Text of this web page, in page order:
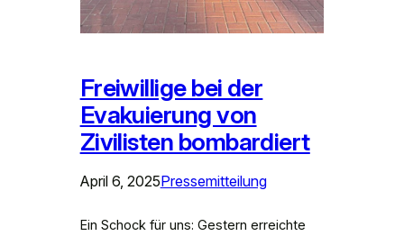
Freiwillige bei der
Evakuierung von
Zivilisten bombardiert
April 6, 2025Pressemitteilung
Ein Schock für uns: Gestern erreichte